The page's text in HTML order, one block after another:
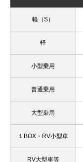
軽（S）
軽
小型乗用
普通乗用
大型乗用
１BOX・RV小型車
RV大型車等